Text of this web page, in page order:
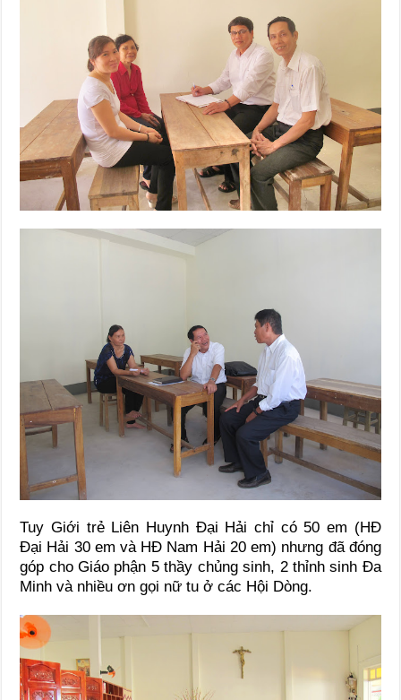
Tuy Giới trẻ Liên Huynh Đại Hải chỉ có 50 em (HĐ
Đại Hải 30 em và HĐ Nam Hải 20 em) nhưng đã đóng
góp cho Giáo phận 5 thầy chủng sinh, 2 thỉnh sinh Đa
Minh và nhiều ơn gọi nữ tu ở các Hội Dòng.